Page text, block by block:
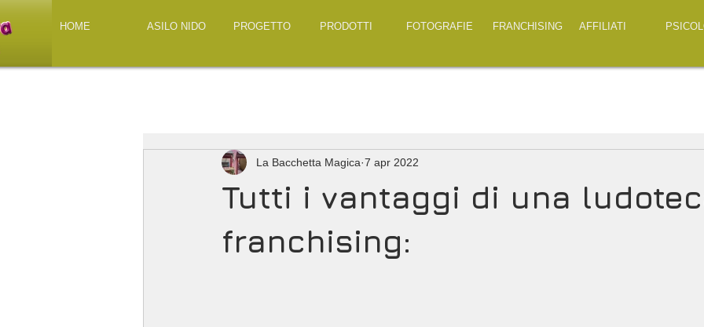
HOME ASILO NIDO PROGETTO PRODOTTI FOTOGRAFIE FRANCHISING AFFILIATI
Tutti i vantaggi di una
franchising:
La Bacchetta Magica 7 apr 2022